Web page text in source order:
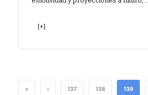
[+]
« ‹ 137 138 139